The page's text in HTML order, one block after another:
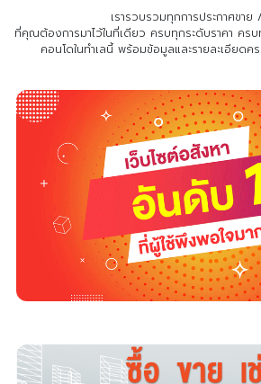
เรารวบรวมทุกการประกาศขาย
ที่คุณต้องการมาไว้ในที่เดียว ครบทุกระดับราคา ค
คอนโดในทำเลนี้ พร้อมข้อมูลและรายละเอียด